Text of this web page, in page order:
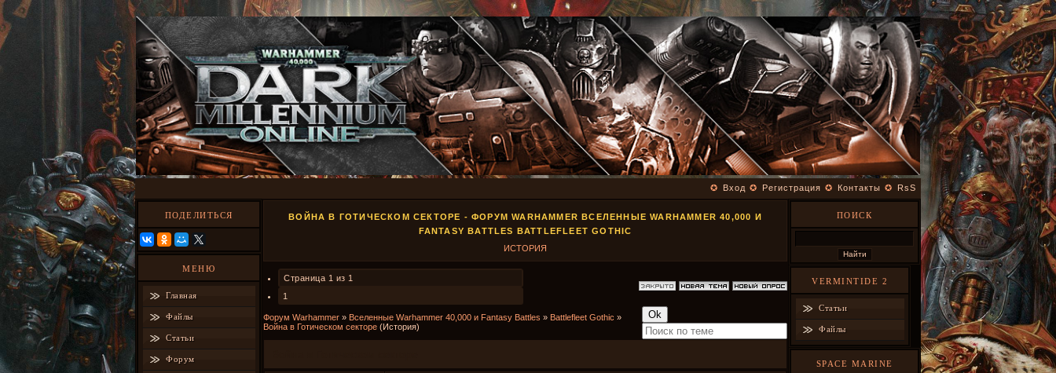
✪ Вход ✪ Регистрация ✪ Контакты ✪ RsS
ПОДЕЛИТЬСЯ
МЕНЮ
Главная
Файлы
Статьи
Форум
ВОЙНА В ГОТИЧЕСКОМ СЕКТОРЕ - ФОРУМ WARHAMMER ВСЕЛЕННЫЕ WARHAMMER 40,000 И
FANTASY BATTLES BATTLEFLEET GOTHIC
ИСТОРИЯ
Страница 1 из 1
1
Форум Warhammer » Вселенные Warhammer 40,000 и Fantasy Battles » Battlefleet Gothic »
Война в Готическом секторе (История)
ПОИСК
VERMINTIDE 2
Статьи
Файлы
SPACE MARINE